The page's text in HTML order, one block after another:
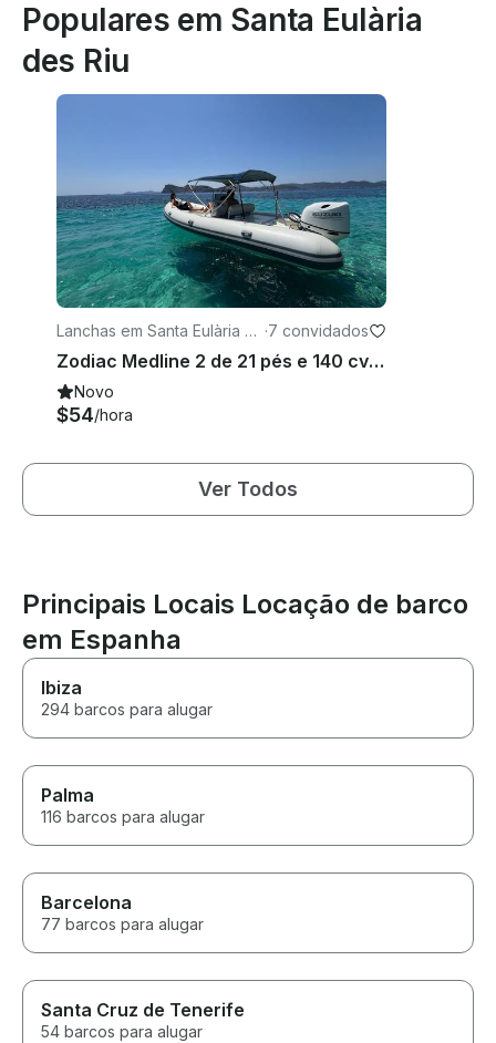
Populares em Santa Eulària
des Riu
Lanchas em Santa Eulària de
s Riu
·7 convidados
Zodiac Medline 2 de 21 pés e 140 cv RIB — Experiência de fretamento privado em Santa Eulària
Novo
$54/hora
Ver Todos
Principais Locais Locação de barco
em Espanha
Ibiza
294 barcos para alugar
Palma
116 barcos para alugar
Barcelona
77 barcos para alugar
Santa Cruz de Tenerife
54 barcos para alugar